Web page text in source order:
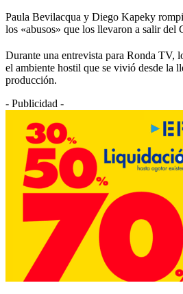
Paula Bevilacqua y Diego Kapeky
los «abusos» que los llevaron a salir del
Durante una entrevista para Ronda TV,
el ambiente hostil que se vivió desde la
producción.
- Publicidad -